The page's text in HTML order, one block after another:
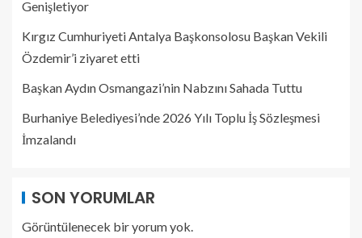
Genişletiyor
Kırgız Cumhuriyeti Antalya Başkonsolosu Başkan Vekili
Özdemir’i ziyaret etti
Başkan Aydın Osmangazi’nin Nabzını Sahada Tuttu
Burhaniye Belediyesi’nde 2026 Yılı Toplu İş Sözleşmesi
İmzalandı
SON YORUMLAR
Görüntülenecek bir yorum yok.